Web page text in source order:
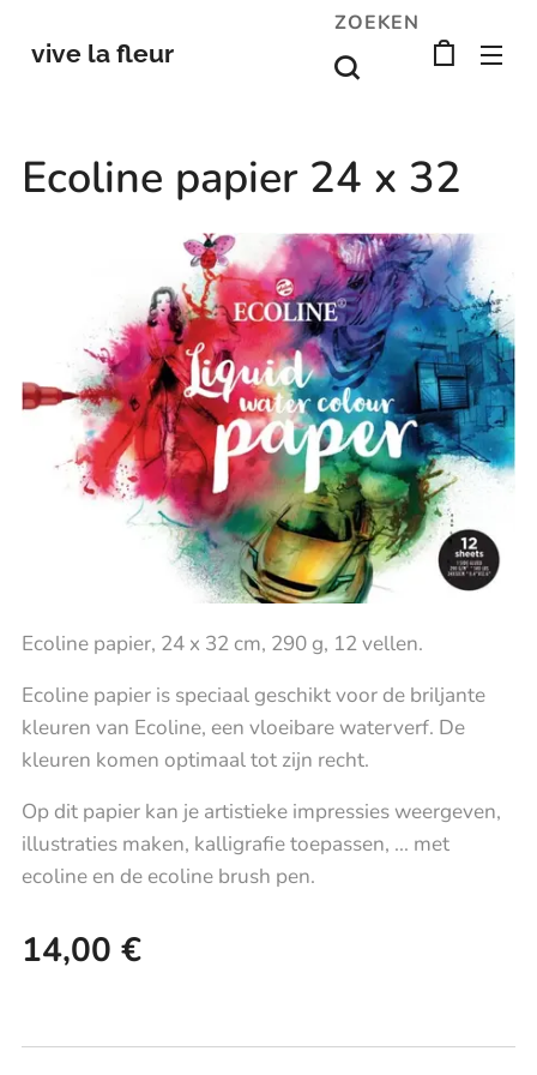
vive la fleur
ZOEKEN
Ecoline papier 24 x 32
Ecoline papier, 24 x 32 cm, 290 g, 12 vellen.
Ecoline papier is speciaal geschikt voor de briljante
kleuren van Ecoline, een vloeibare waterverf. De
kleuren komen optimaal tot zijn recht.
Op dit papier kan je artistieke impressies weergeven,
illustraties maken, kalligrafie toepassen, ... met
ecoline en de ecoline brush pen.
14,00 €